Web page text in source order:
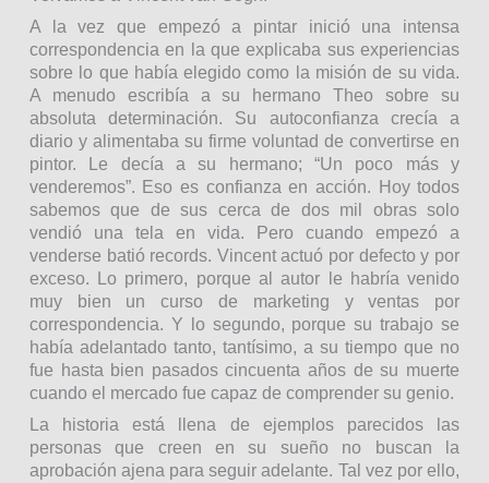
A la vez que empezó a pintar inició una intensa
correspondencia en la que explicaba sus experiencias
sobre lo que había elegido como la misión de su vida.
A menudo escribía a su hermano Theo sobre su
absoluta determinación. Su autoconfianza crecía a
diario y alimentaba su firme voluntad de convertirse en
pintor. Le decía a su hermano; “Un poco más y
venderemos”. Eso es confianza en acción. Hoy todos
sabemos que de sus cerca de dos mil obras solo
vendió una tela en vida. Pero cuando empezó a
venderse batió records. Vincent actuó por defecto y por
exceso. Lo primero, porque al autor le habría venido
muy bien un curso de marketing y ventas por
correspondencia. Y lo segundo, porque su trabajo se
había adelantado tanto, tantísimo, a su tiempo que no
fue hasta bien pasados cincuenta años de su muerte
cuando el mercado fue capaz de comprender su genio.
La historia está llena de ejemplos parecidos las
personas que creen en su sueño no buscan la
aprobación ajena para seguir adelante. Tal vez por ello,